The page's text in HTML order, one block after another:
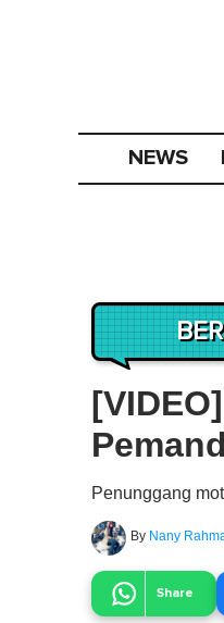
NEWS
Penunggang
By Nany
Share